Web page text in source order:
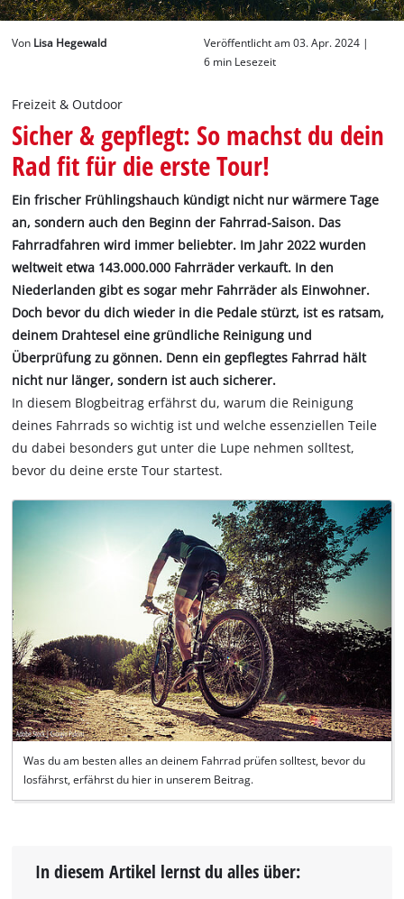
Deutsch
DEDeutsch
Von Lisa Hegewald
Veröffentlicht am 03. Apr. 2024 |
6 min Lesezeit
Freizeit & Outdoor
Sicher & gepflegt: So machst du dein
Rad fit für die erste Tour!
Ein frischer Frühlingshauch kündigt nicht nur wärmere Tage
an, sondern auch den Beginn der Fahrrad-Saison. Das
Fahrradfahren wird immer beliebter. Im Jahr 2022 wurden
weltweit etwa 143.000.000 Fahrräder verkauft. In den
Niederlanden gibt es sogar mehr Fahrräder als Einwohner.
Doch bevor du dich wieder in die Pedale stürzt, ist es ratsam,
deinem Drahtesel eine gründliche Reinigung und
Überprüfung zu gönnen. Denn ein gepflegtes Fahrrad hält
nicht nur länger, sondern ist auch sicherer.
In diesem Blogbeitrag erfährst du, warum die Reinigung
deines Fahrrads so wichtig ist und welche essenziellen Teile
du dabei besonders gut unter die Lupe nehmen solltest,
bevor du deine erste Tour startest.
Was du am besten alles an deinem Fahrrad prüfen solltest, bevor du
losfährst, erfährst du hier in unserem Beitrag.
In diesem Artikel lernst du alles über: